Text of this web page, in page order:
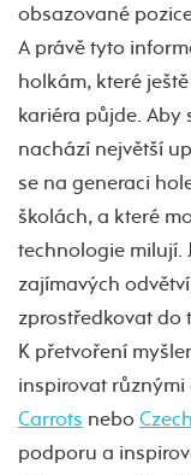
obsazované
A právě tyto
holkám, které
kariéra půjde. Aby
nachází největší
se na generaci
školách, a které
technologie milují.
zajímavých
zprostředkovat do
K přetvoření
inspirovat
Carrots nebo
podporu a